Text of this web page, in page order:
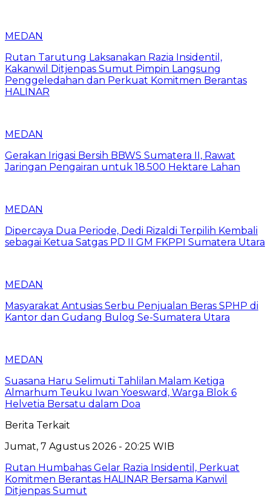
MEDAN
Rutan Tarutung Laksanakan Razia Insidentil,
Kakanwil Ditjenpas Sumut Pimpin Langsung
Penggeledahan dan Perkuat Komitmen Berantas
HALINAR
MEDAN
Gerakan Irigasi Bersih BBWS Sumatera II, Rawat
Jaringan Pengairan untuk 18.500 Hektare Lahan
MEDAN
Dipercaya Dua Periode, Dedi Rizaldi Terpilih Kembali
sebagai Ketua Satgas PD II GM FKPPI Sumatera Utara
MEDAN
Masyarakat Antusias Serbu Penjualan Beras SPHP di
Kantor dan Gudang Bulog Se-Sumatera Utara
MEDAN
Suasana Haru Selimuti Tahlilan Malam Ketiga
Almarhum Teuku Iwan Yoesward, Warga Blok 6
Helvetia Bersatu dalam Doa
Berita Terkait
Jumat, 7 Agustus 2026 - 20:25 WIB
Rutan Humbahas Gelar Razia Insidentil, Perkuat
Komitmen Berantas HALINAR Bersama Kanwil
Ditjenpas Sumut